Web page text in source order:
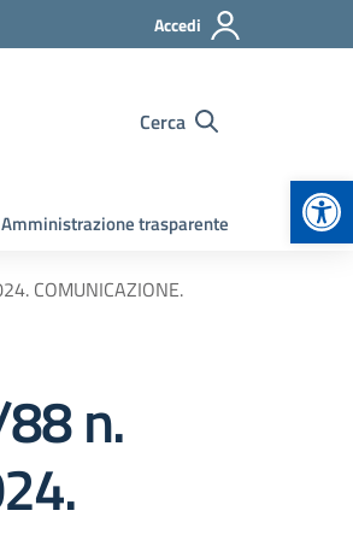
Accedi
Cerca
Amministrazione trasparente
COMUNICAZIONE.
n.